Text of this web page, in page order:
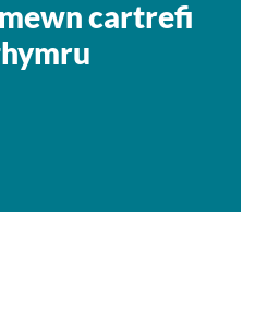
cartrefi